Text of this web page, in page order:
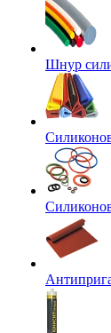
Шнур